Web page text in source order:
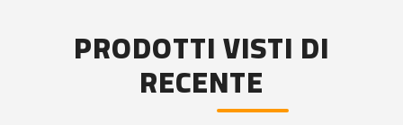
PRODOTTI VISTI DI
RECENTE